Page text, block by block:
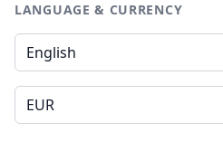
LANGUAGE & CURRENCY
Language
Currency